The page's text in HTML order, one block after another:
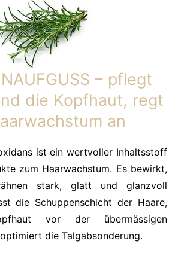
– pflegt
die Kopfhaut, regt
an
ist ein wertvoller Inhaltsstoff
zum Haarwachstum. Es bewirkt,
stark, glatt und glanzvoll
die Schuppenschicht der Haare,
vor der übermässigen
die Talgabsonderung.